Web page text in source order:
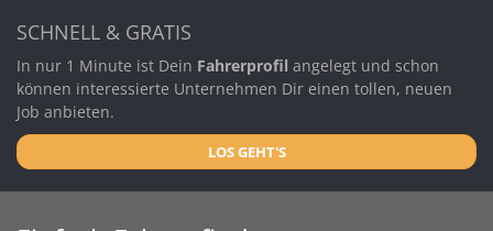
SCHNELL & GRATIS
In nur 1 Minute ist Dein Fahrerprofil angelegt und schon
können interessierte Unternehmen Dir einen tollen, neuen
Job anbieten.
LOS GEHT'S